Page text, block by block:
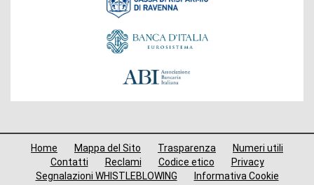
Menù
Home Mappa del Sito Trasparenza
Numeri utili
Contatti
Reclami Codice etico
Privacy
Segnalazioni WHISTLEBLOWING
Informativa Cookie